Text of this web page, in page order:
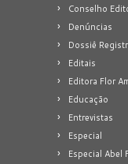
Conselho
Denúncias
Dossiê
Editais
Editora Flor
Educação
Entrevistas
Especial
Especial Abel